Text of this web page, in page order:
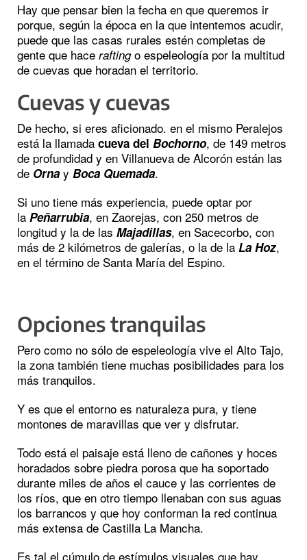
Hay que pensar bien la fecha en que queremos ir
porque, según la época en la que intentemos acudir,
puede que las casas rurales estén completas de
gente que hace raftingo espeleología por la multitud
de cuevas que horadan el territorio.
Cuevas y cuevas
De hecho, si eres aficionado. en el mismo Peralejos
está la llamada cueva del Bochorno, de 149 metros
de profundidad y en Villanueva de Alcorón están las
de Orna y Boca Quemada.
Si uno tiene más experiencia, puede optar por
la Peñarrubia, en Zaorejas, con 250 metros de
longitud y la de las Majadillas, en Sacecorbo, con
más de 2 kilómetros de galerías, o la de la La Hoz,
en el término de Santa María del Espino.
Opciones tranquilas
Pero como no sólo de espeleología vive el Alto Tajo,
la zona también tiene muchas posibilidades para los
más tranquilos.
Y es que el entorno es naturaleza pura, y tiene
montones de maravillas que ver y disfrutar.
Todo está el paisaje está lleno de cañones y hoces
horadados sobre piedra porosa que ha soportado
durante miles de años el cauce y las corrientes de
los ríos, que en otro tiempo llenaban con sus aguas
los barrancos y que hoy conforman la red continua
más extensa de Castilla La Mancha.
Es tal el cúmulo de estímulos visuales que hay